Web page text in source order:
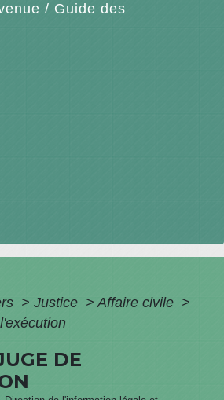
/ Guide des
> Justice > Affaire civile >
DE